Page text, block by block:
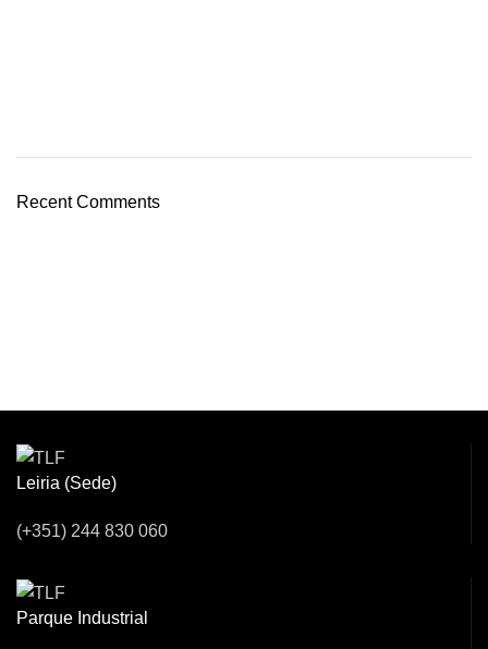
Recent Comments
Leiria (Sede)
(+351) 244 830 060
Parque Industrial